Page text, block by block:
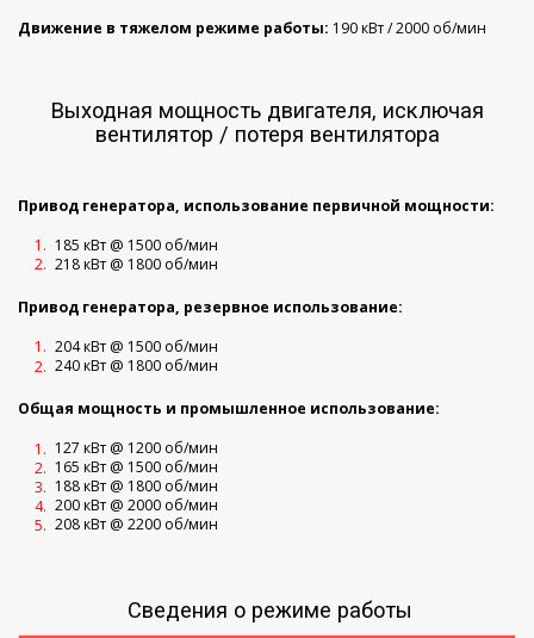
Движение в тяжелом режиме работы: 190 кВт / 2000 об/мин
Выходная мощность двигателя, исключая
вентилятор / потеря вентилятора
Привод генератора, использование первичной мощности:
185 кВт @ 1500 об/мин
218 кВт @ 1800 об/мин
Привод генератора, резервное использование:
204 кВт @ 1500 об/мин
240 кВт @ 1800 об/мин
Общая мощность и промышленное использование:
127 кВт @ 1200 об/мин
165 кВт @ 1500 об/мин
188 кВт @ 1800 об/мин
200 кВт @ 2000 об/мин
208 кВт @ 2200 об/мин
Сведения о режиме работы